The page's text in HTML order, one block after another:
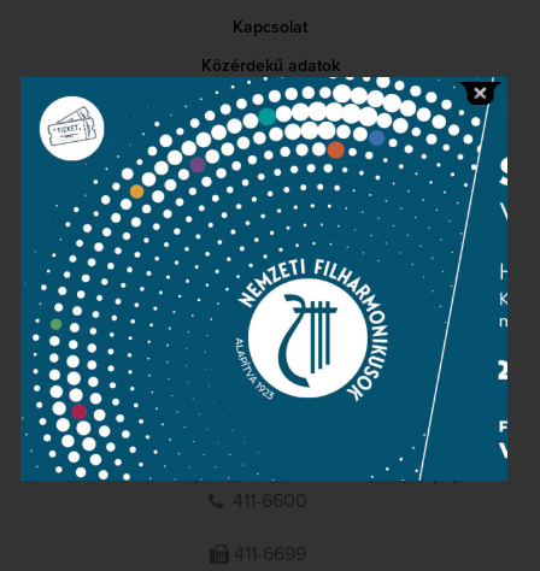
Kapcsolat
Közérdekű adatok
Sajtószoba
Adatvédelem
Impresszum
NEMZETI
FILHARMONIKUSOK
1095 Budapest, Komor Marcell u. 1. (Müpa)
411-6600
411-6699